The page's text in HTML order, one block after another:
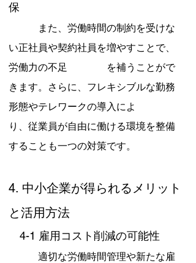
保
また、労働時間の制約を受けな
い正社員や契約社員を増やすことで、
労働力の不足　　　　を補うことがで
きます。さらに、フレキシブルな勤務
形態やテレワークの導入によ
り、従業員が自由に働ける環境を整備
することも一つの対策です。
4. 中小企業が得られるメリット
と活用方法
4-1 雇用コスト削減の可能性
適切な労働時間管理や新たな雇